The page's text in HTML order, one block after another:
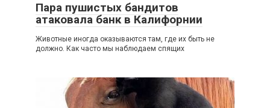
Пара пушистых бандитов
атаковала банк в Калифорнии
Животные иногда оказываются там, где их быть не
должно. Как часто мы наблюдаем спящих